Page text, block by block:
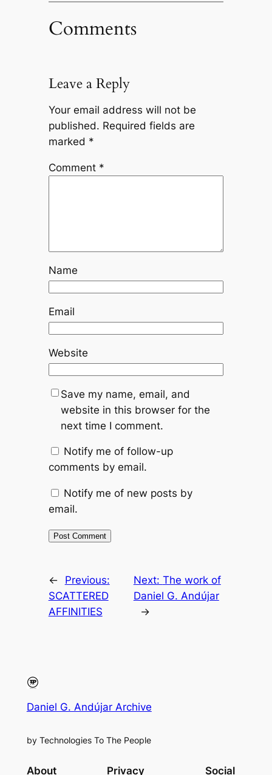
Comments
Leave a Reply
Your email address will not be
published. Required fields are
marked *
Comment *
Name
Email
Website
Save my name, email, and
website in this browser for the
next time I comment.
Notify me of follow-up
comments by email.
Notify me of new posts by
email.
←
Previous:
SCATTERED
AFFINITIES
Next: The work of
Daniel G. Andújar
→
Daniel G. Andújar Archive
by Technologies To The People
About Privacy Social